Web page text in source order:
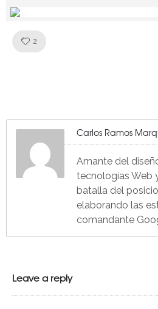
2
Carlos Ramos
Amante del
tecnologías Web
batalla del
elaborando las
comandante
Leave a reply